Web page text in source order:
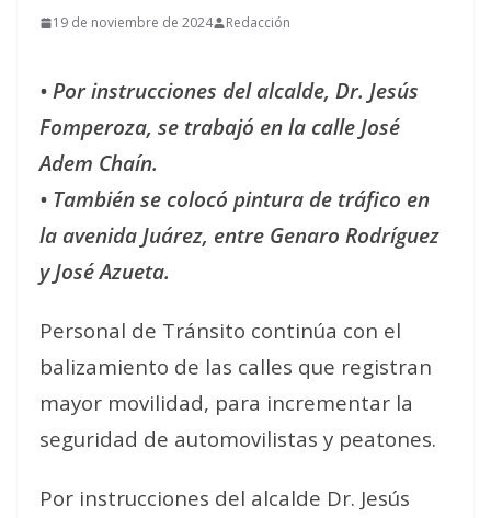
19 de noviembre de 2024 Redacción
• Por instrucciones del alcalde, Dr. Jesús
Fomperoza, se trabajó en la calle José
Adem Chaín.
• También se colocó pintura de tráfico en
la avenida Juárez, entre Genaro Rodríguez
y José Azueta.
Personal de Tránsito continúa con el
balizamiento de las calles que registran
mayor movilidad, para incrementar la
seguridad de automovilistas y peatones.
Por instrucciones del alcalde Dr. Jesús